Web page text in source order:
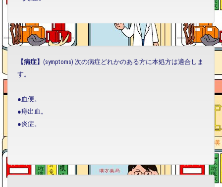
【病症】 (symptoms) 次の病症どれかのある方に本処方は適合しま
す。
●血便。
●痔出血。
●炎症。